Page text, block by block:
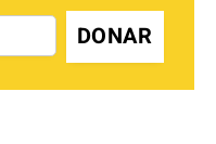
DONAR